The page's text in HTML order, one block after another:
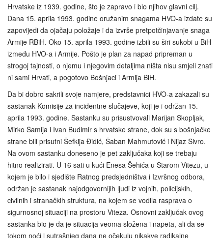
Hrvatske iz 1939. godine, što je zapravo i bio njihov glavni cilj.
Dana 15. aprila 1993. godine oružanim snagama HVO-a izdate su
zapovijedi da ojačaju položaje i da izvrše pretpotčinjavanje snaga
Armije RBiH. Oko 15. aprila 1993. godine izbili su širi sukobi u BiH
između HVO-a i Armije. Pošto je plan za napad pripreman u
strogoj tajnosti, o njemu i njegovim detaljima ništa nisu smjeli znati
ni sami Hrvati, a pogotovo Bošnjaci i Armija BiH.
Da bi dobro sakrili svoje namjere, predstavnici HVO-a zakazali su
sastanak Komisije za incidentne slučajeve, koji je i održan 15.
aprila 1993. godine. Sastanku su prisustvovali Marijan Skopljak,
Mirko Šamija i Ivan Budimir s hrvatske strane, dok su s bošnjačke
strane bili prisutni Šefkija Đidić, Šaban Mahmutović i Nijaz Sivro.
Na ovom sastanku doneseno je pet zaključaka koji se trebaju
hitno realizirati. U 16 sati u kući Enesa Šehića u Starom Vitezu, u
kojem je bilo i sjedište Ratnog predsjedništva i Izvršnog odbora,
održan je sastanak najodgovornijih ljudi iz vojnih, policijskih,
civilnih i stranačkih struktura, na kojem se vodila rasprava o
sigurnosnoj situaciji na prostoru Viteza. Osnovni zaključak ovog
sastanka bio je da je situacija veoma složena i napeta, ali da se
tokom noći i sutrašnjeg dana ne očekuju nikakve radikalne